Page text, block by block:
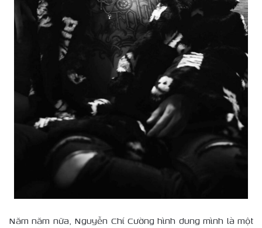
Năm năm nữa, Nguyễn Chí Cường hình dung mình là một